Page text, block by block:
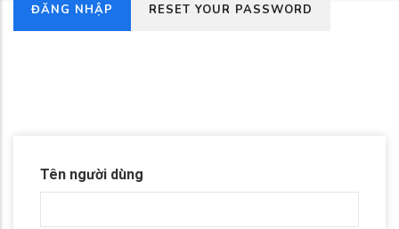
Tab
ĐĂNG NHẬP RESET YOUR PASSWORD
Tên người dùng